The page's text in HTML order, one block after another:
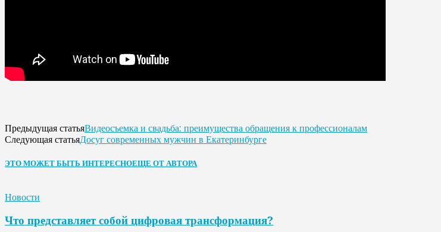
Предыдущая статьяВидеосъемка и свадьба: преимущества обращения к профессионалам
Следующая статьяДосуг современных мужчин в Екатеринбурге
ЭТО МОЖЕТ БЫТЬ ИНТЕРЕСНОЕЩЕ ОТ АВТОРА
Новости
Что представляет собой цифровая трансформация?